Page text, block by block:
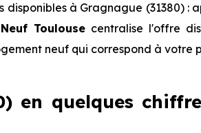
disponibles à Gragnague (31380) :
Toulouse centralise l'offre
neuf qui correspond à votre
en quelques